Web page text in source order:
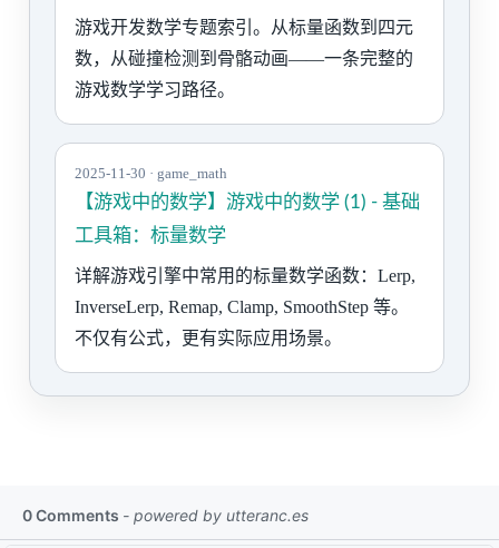
游戏开发数学专题索引。从标量函数到四元
数，从碰撞检测到骨骼动画——一条完整的
游戏数学学习路径。
2025-11-30 · game_math
【游戏中的数学】游戏中的数学 (1) - 基础
工具箱：标量数学
详解游戏引擎中常用的标量数学函数：Lerp,
InverseLerp, Remap, Clamp, SmoothStep 等。
不仅有公式，更有实际应用场景。